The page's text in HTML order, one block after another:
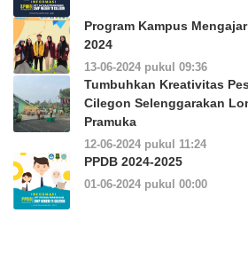
Program Kampus
2024
13-06-2024 pukul 09:36
Tumbuhkan Kreativitas
Cilegon Selenggarakan
Pramuka
12-06-2024 pukul 11:24
PPDB 2024-2025
01-06-2024 pukul 00:00